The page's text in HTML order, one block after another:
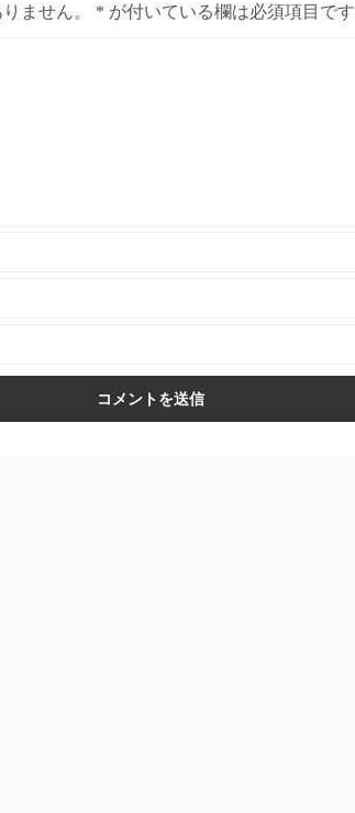
ません。 * が付いている欄は必須項目です